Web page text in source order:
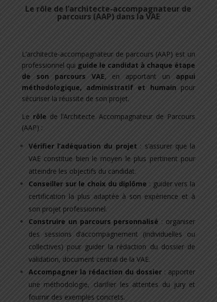
Le rôle de l’architecte-accompagnateur de
parcours (AAP) dans la VAE
L’architecte-accompagnateur de parcours (AAP) est un
professionnel qui guide le candidat à chaque étape
de son parcours VAE, en apportant un appui
méthodologique, administratif et humain pour
sécuriser la réussite de son projet.
Le rôle de l’Architecte Accompagnateur de Parcours
(AAP) :
Vérifier l’adéquation du projet : s’assurer que la
VAE constitue bien le moyen le plus pertinent pour
atteindre les objectifs du candidat.
Conseiller sur le choix du diplôme : guider vers la
certification la plus adaptée à son expérience et à
son projet professionnel.
Construire un parcours personnalisé : organiser
des sessions d’accompagnement (individuelles ou
collectives) pour guider la rédaction du dossier de
validation, document central de la VAE.
Accompagner la rédaction du dossier : apporter
une méthodologie, clarifier les attentes du jury et
fournir des exemples concrets.